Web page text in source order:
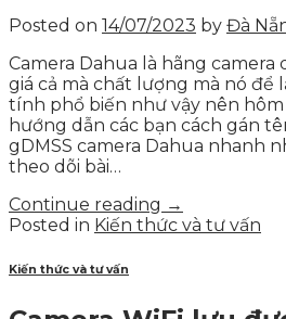
Posted on 14/07/2023 by Đà
Camera Dahua là hãng camera
giá cả mà chất lượng mà nó để
tính phổ biến như vậy nên hôm
hướng dẫn các bạn cách gán
gDMSS camera Dahua nhanh
theo dõi bài…
Continue reading →
Posted in Kiến thức và tư vấn
Kiến thức và tư vấn